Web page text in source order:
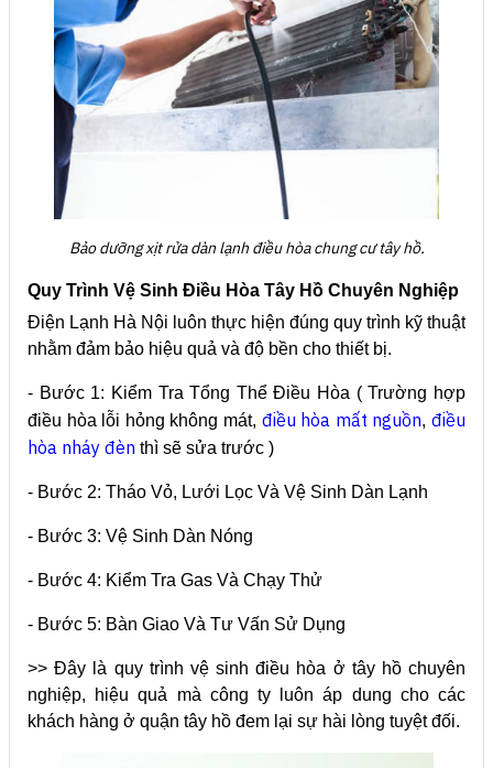
Bảo dưỡng xịt rửa dàn lạnh điều hòa chung cư tây hồ.
Quy Trình Vệ Sinh Điều Hòa Tây Hồ Chuyên Nghiệp
Điện Lạnh Hà Nội luôn thực hiện đúng quy trình kỹ thuật
nhằm đảm bảo hiệu quả và độ bền cho thiết bị.
- Bước 1: Kiểm Tra Tổng Thể Điều Hòa ( Trường hợp
điều hòa lỗi hỏng không mát, điều hòa mất nguồn,điều
hòa nháy đèn thì sẽ sửa trước )
- Bước 2: Tháo Vỏ, Lưới Lọc Và Vệ Sinh Dàn Lạnh
- Bước 3: Vệ Sinh Dàn Nóng
- Bước 4: Kiểm Tra Gas Và Chạy Thử
- Bước 5: Bàn Giao Và Tư Vấn Sử Dụng
>> Đây là quy trình vệ sinh điều hòa ở tây hồ chuyên
nghiệp, hiệu quả mà công ty luôn áp dung cho các
khách hàng ở quận tây hồ đem lại sự hài lòng tuyệt đối.